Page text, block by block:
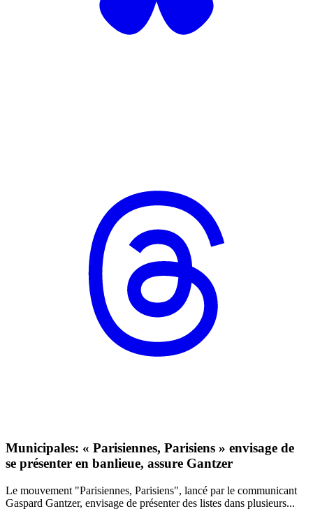
Municipales: « Parisiennes, Parisiens » envisage de
se présenter en banlieue, assure Gantzer
Le mouvement "Parisiennes, Parisiens", lancé par le communicant
Gaspard Gantzer, envisage de présenter des listes dans plusieurs...